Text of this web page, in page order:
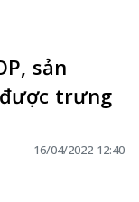
sản
trưng
16/04/2022 12:40